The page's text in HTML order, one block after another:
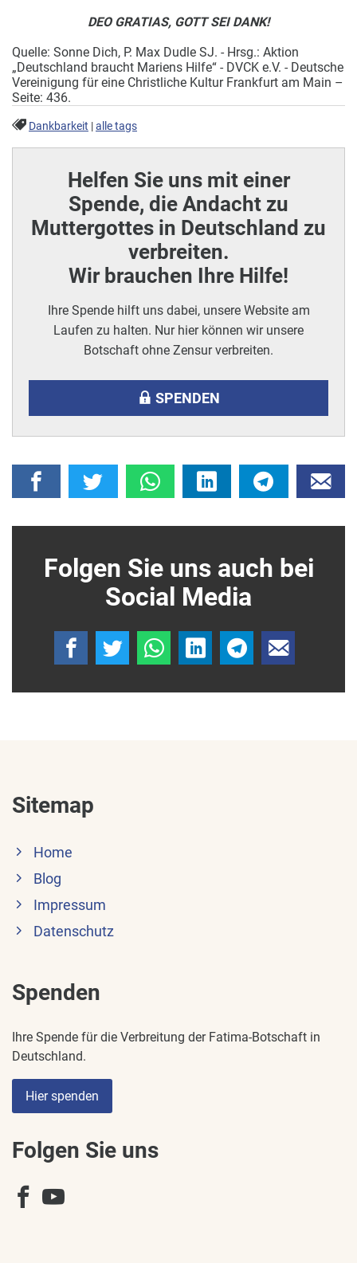
DEO GRATIAS, GOTT SEI DANK!
Quelle: Sonne Dich, P. Max Dudle SJ. - Hrsg.: Aktion
„Deutschland braucht Mariens Hilfe“ - DVCK e.V. - Deutsche
Vereinigung für eine Christliche Kultur Frankfurt am Main –
Seite: 436.
Dankbarkeit |alle tags
Helfen Sie uns mit einer
Spende, die Andacht zu
Muttergottes in Deutschland zu
verbreiten.
Wir brauchen Ihre Hilfe!
Ihre Spende hilft uns dabei, unsere Website am
Laufen zu halten. Nur hier können wir unsere
Botschaft ohne Zensur verbreiten.
SPENDEN
Folgen Sie uns auch bei
Social Media
Sitemap
Home
Blog
Impressum
Datenschutz
Spenden
Ihre Spende für die Verbreitung der Fatima-Botschaft in
Deutschland.
Hier spenden
Folgen Sie uns